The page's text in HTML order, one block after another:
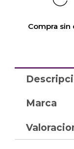
Compra sin
Marca